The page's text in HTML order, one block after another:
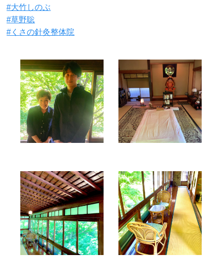
#大竹しのぶ
#草野聡
#くさの針灸整体院